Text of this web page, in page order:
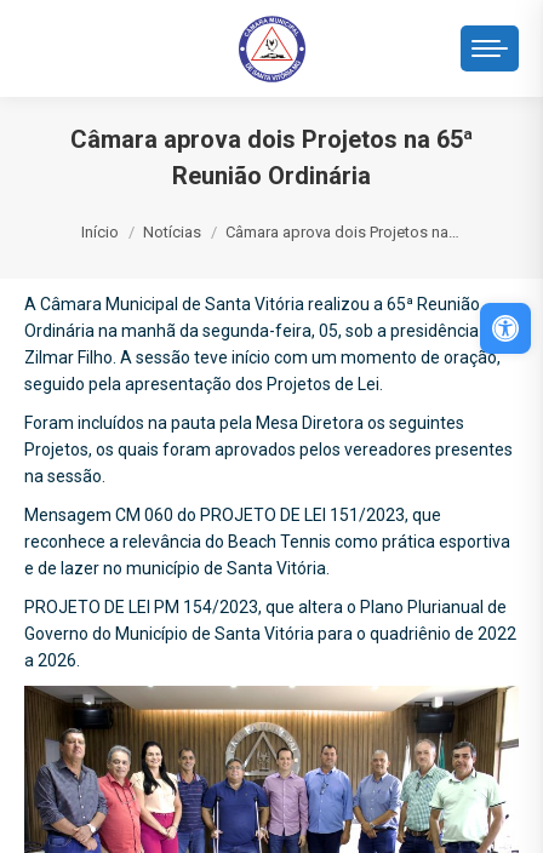
Câmara aprova dois Projetos na 65ª
Reunião Ordinária
Início Notícias Câmara aprova dois Projetos na…
A Câmara Municipal de Santa Vitória realizou a 65ª Reunião
Ordinária na manhã da segunda-feira, 05, sob a presidência de
Zilmar Filho. A sessão teve início com um momento de oração,
seguido pela apresentação dos Projetos de Lei.
Foram incluídos na pauta pela Mesa Diretora os seguintes
Projetos, os quais foram aprovados pelos vereadores presentes
na sessão.
Mensagem CM 060 do PROJETO DE LEI 151/2023, que
reconhece a relevância do Beach Tennis como prática esportiva
e de lazer no município de Santa Vitória.
PROJETO DE LEI PM 154/2023, que altera o Plano Plurianual de
Governo do Município de Santa Vitória para o quadriênio de 2022
a 2026.